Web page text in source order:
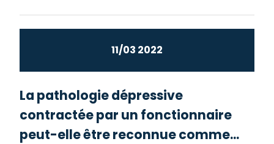
11/03 2022
La pathologie dépressive
contractée par un fonctionnaire
peut-elle être reconnue comme...